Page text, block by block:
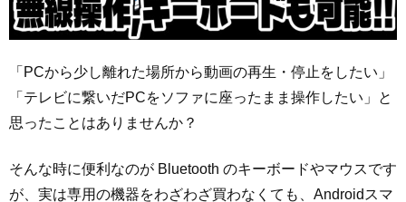
「PCから少し離れた場所から動画の再生・停止をしたい」
「テレビに繋いだPCをソファに座ったまま操作したい」と
思ったことはありませんか？
そんな時に便利なのが Bluetooth のキーボードやマウスです
が、実は専用の機器をわざわざ買わなくても、Androidスマ